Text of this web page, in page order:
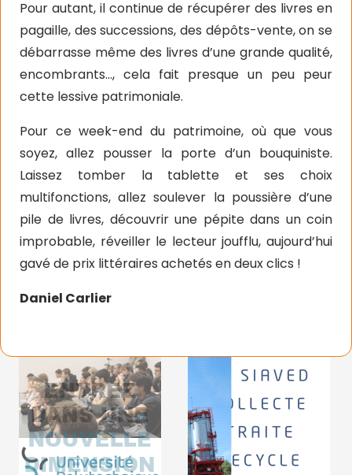
Pour autant, il continue de récupérer des livres en
pagaille, des successions, des dépôts-vente, on se
débarrasse même des livres d’une grande qualité,
encombrants…, cela fait presque un peu peur
cette lessive patrimoniale.
Pour ce week-end du patrimoine, où que vous
soyez, allez pousser la porte d’un bouquiniste.
Laissez tomber la tablette et ses choix
multifonctions, allez soulever la poussière d’une
pile de livres, découvrir une pépite dans un coin
improbable, réveiller le lecteur joufflu, aujourd’hui
gavé de prix littéraires achetés en deux clics !
Daniel Carlier